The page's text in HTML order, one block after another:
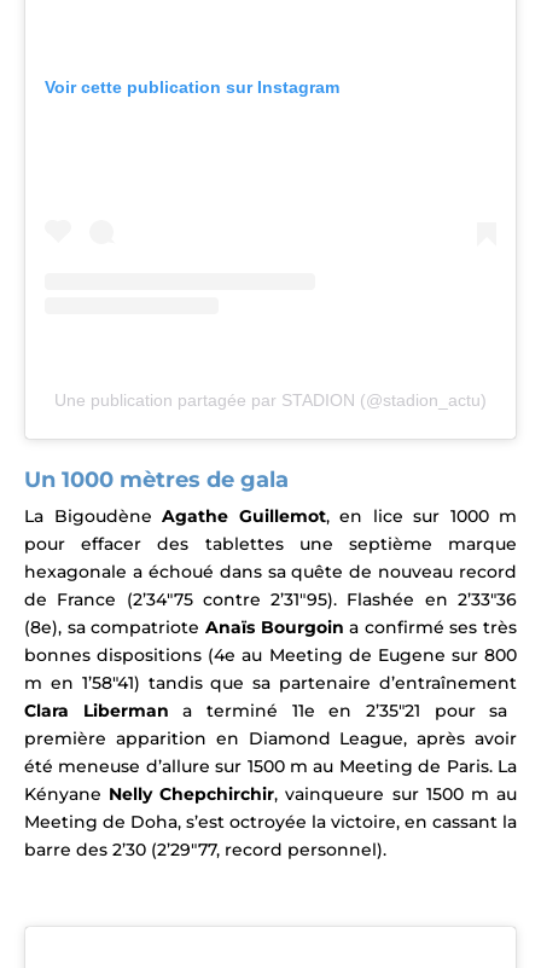
Voir cette publication sur Instagram
Une publication partagée par STADION (@stadion_actu)
Un 1000 mètres de gala
La Bigoudène Agathe Guillemot, en lice sur 1000 m
pour effacer des tablettes une septième marque
hexagonale a échoué dans sa quête de nouveau record
de France (2’34″75 contre 2’31″95). Flashée en 2’33″36
(8e), sa compatriote Anaïs Bourgoin a confirmé ses très
bonnes dispositions (4e au Meeting de Eugene sur 800
m en 1’58″41) tandis que sa partenaire d’entraînement
Clara Liberman a terminé 11e en 2’35″21 pour sa
première apparition en Diamond League, après avoir
été meneuse d’allure sur 1500 m au Meeting de Paris. La
Kényane Nelly Chepchirchir, vainqueure sur 1500 m au
Meeting de Doha, s’est octroyée la victoire, en cassant la
barre des 2’30 (2’29″77, record personnel).